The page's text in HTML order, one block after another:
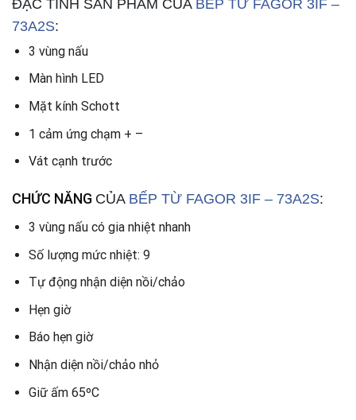
ĐẶC TÍNH SẢN PHẨM CỦA BẾP TỪ FAGOR 3IF –
73A2S:
3 vùng nấu
Màn hình LED
Mặt kính Schott
1 cảm ứng chạm + –
Vát cạnh trước
CHỨC NĂNG CỦA BẾP TỪ FAGOR 3IF – 73A2S:
3 vùng nấu có gia nhiệt nhanh
Số lượng mức nhiệt: 9
Tự động nhận diện nồi/chảo
Hẹn giờ
Báo hẹn giờ
Nhận diện nồi/chảo nhỏ
Giữ ấm 65ºC